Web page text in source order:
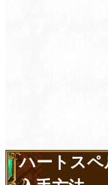
ハートス